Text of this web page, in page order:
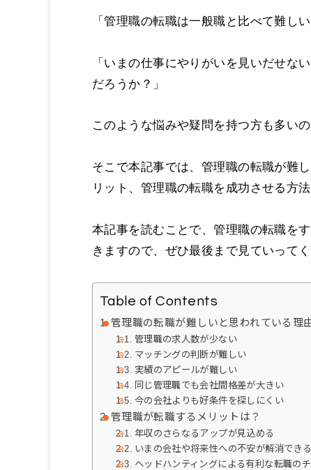
「管理職の転職は一般職と比べて難し
「いまの仕事にやりがいを見いだせな
だろうか？」
このような悩みや疑問を持つ方も多い
そこで本記事では、管理職の転職が難
リット、管理職の転職を成功させる方
本記事を読むことで、管理職の転職を
きますので、ぜひ最後まで見ていってく
Table of Contents
管理職の転職が難しいと思われている理
管理職の求人数が少ない
マッチングの判断が難しい
実績のアピールが難しい
同じ管理職でも会社間格差が大きい
今の会社よりも好条件を探しにくい
管理職が転職するメリットは？
年収のさらなるアップが見込める
いまの会社や将来性への不安が解消できる
ヘッドハンティングによる有利な転職の